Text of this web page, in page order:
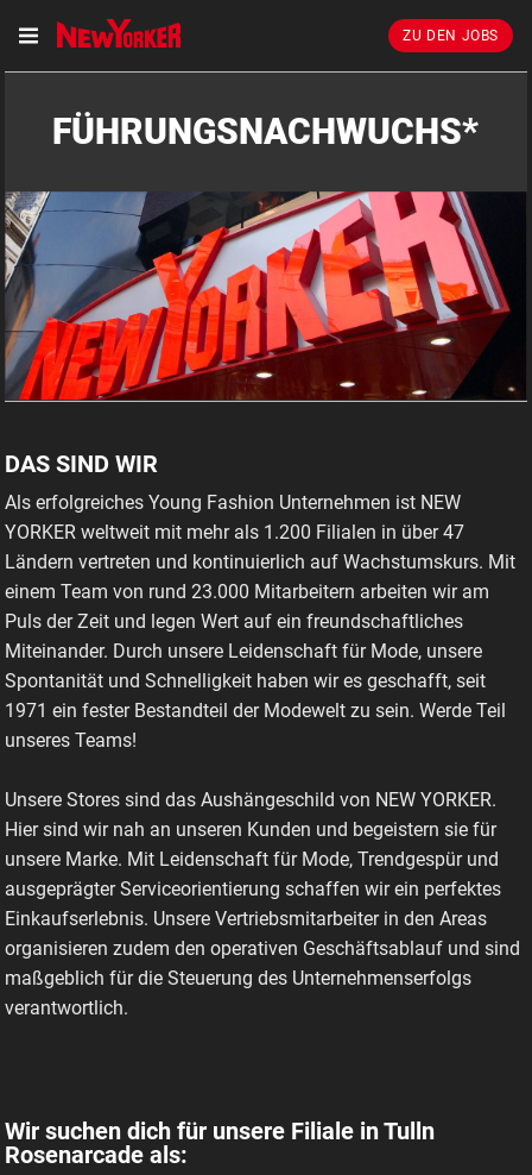
ZU DEN JOBS
FÜHRUNGSNACHWUCHS*
DAS SIND WIR
Als erfolgreiches Young Fashion Unternehmen ist NEW
YORKER weltweit mit mehr als 1.200 Filialen in über 47
Ländern vertreten und kontinuierlich auf Wachstumskurs. Mit
einem Team von rund 23.000 Mitarbeitern arbeiten wir am
Puls der Zeit und legen Wert auf ein freundschaftliches
Miteinander. Durch unsere Leidenschaft für Mode, unsere
Spontanität und Schnelligkeit haben wir es geschafft, seit
1971 ein fester Bestandteil der Modewelt zu sein. Werde Teil
unseres Teams!
Unsere Stores sind das Aushängeschild von NEW YORKER.
Hier sind wir nah an unseren Kunden und begeistern sie für
unsere Marke. Mit Leidenschaft für Mode, Trendgespür und
ausgeprägter Serviceorientierung schaffen wir ein perfektes
Einkaufserlebnis. Unsere Vertriebsmitarbeiter in den Areas
organisieren zudem den operativen Geschäftsablauf und sind
maßgeblich für die Steuerung des Unternehmenserfolgs
verantwortlich.
Wir suchen dich für unsere Filiale in Tulln
Rosenarcade als: